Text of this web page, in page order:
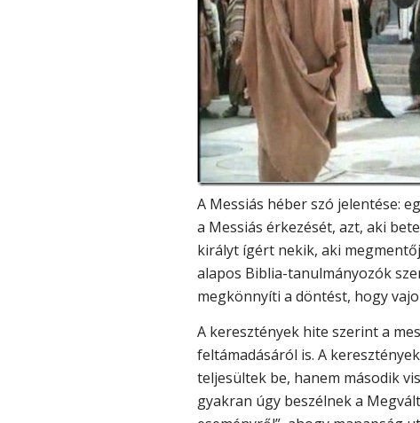
A Messiás héber szó jelentése:
a Messiás érkezését, azt, aki
királyt ígért nekik, aki
alapos Biblia-tanulmányozók
megkönnyíti a döntést, hogy
A keresztények hite szerint a
feltámadásáról is. A
teljesültek be, hanem második
gyakran úgy beszélnek a